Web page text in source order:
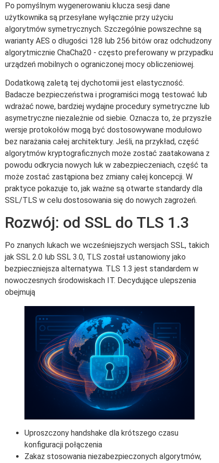
Po pomyślnym wygenerowaniu klucza sesji dane
użytkownika są przesyłane wyłącznie przy użyciu
algorytmów symetrycznych. Szczególnie powszechne są
warianty AES o długości 128 lub 256 bitów oraz odchudzony
algorytmicznie ChaCha20 - często preferowany w przypadku
urządzeń mobilnych o ograniczonej mocy obliczeniowej.
Dodatkową zaletą tej dychotomii jest elastyczność.
Badacze bezpieczeństwa i programiści mogą testować lub
wdrażać nowe, bardziej wydajne procedury symetryczne lub
asymetryczne niezależnie od siebie. Oznacza to, że przyszłe
wersje protokołów mogą być dostosowywane modułowo
bez narażania całej architektury. Jeśli, na przykład, część
algorytmów kryptograficznych może zostać zaatakowana z
powodu odkrycia nowych luk w zabezpieczeniach, część ta
może zostać zastąpiona bez zmiany całej koncepcji. W
praktyce pokazuje to, jak ważne są otwarte standardy dla
SSL/TLS w celu dostosowania się do nowych zagrożeń.
Rozwój: od SSL do TLS 1.3
Po znanych lukach we wcześniejszych wersjach SSL, takich
jak SSL 2.0 lub SSL 3.0, TLS został ustanowiony jako
bezpieczniejsza alternatywa. TLS 1.3 jest standardem w
nowoczesnych środowiskach IT. Decydujące ulepszenia
obejmują
Uproszczony handshake dla krótszego czasu
konfiguracji połączenia
Zakaz stosowania niezabezpieczonych algorytmów,